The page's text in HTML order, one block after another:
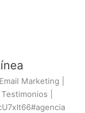
Marketing |
|